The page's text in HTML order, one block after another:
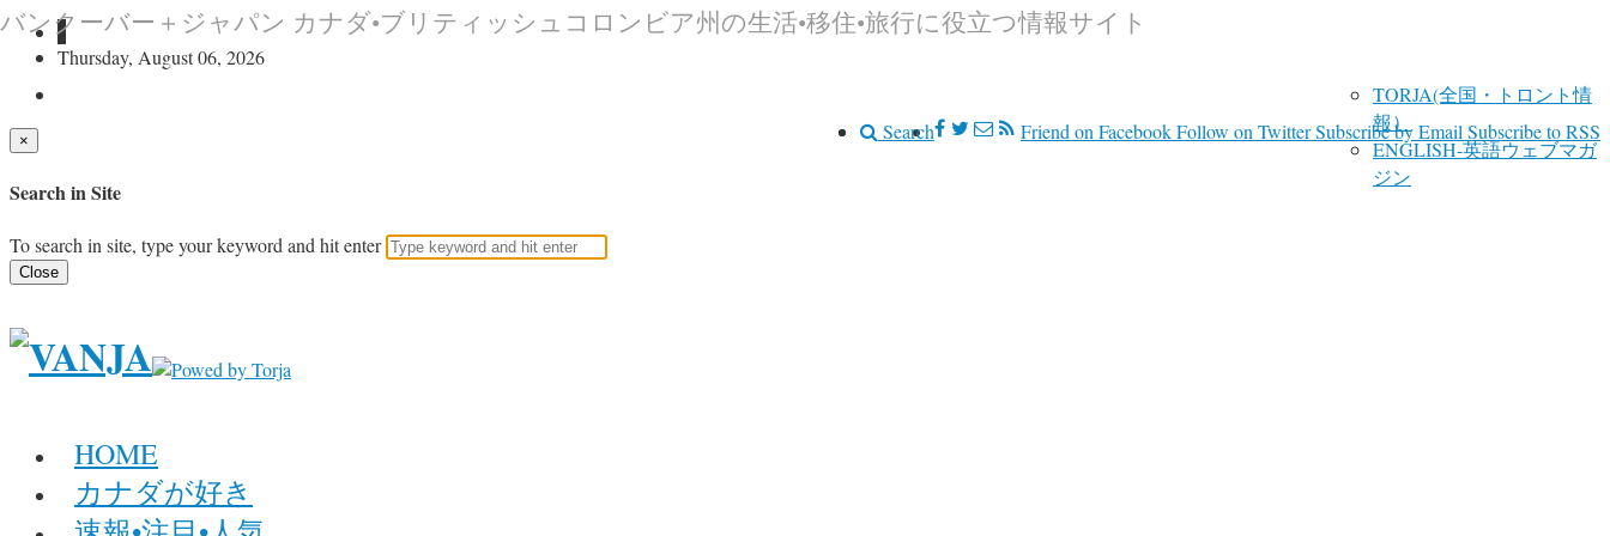
Thursday, August 06, 2026
TORJA(全国・トロント情
報）
ENGLISH-英語ウェブマガ
ジン
Friend on FacebookFollow on TwitterSubscribe by Email Subscribe to RSS
Search
×
Search in Site
To search in site, type your keyword and hit enter
Close
バンクーバー＋ジャパン カナダ•ブリティッシュコロンビア州の生活•移住•旅行に役立つ情報サイト
HOME
カナダが好き